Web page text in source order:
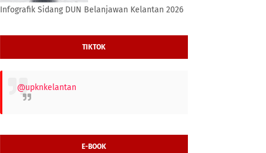
Infografik Sidang DUN Belanjawan Kelantan 2026
TIKTOK
@upknkelantan
E-BOOK